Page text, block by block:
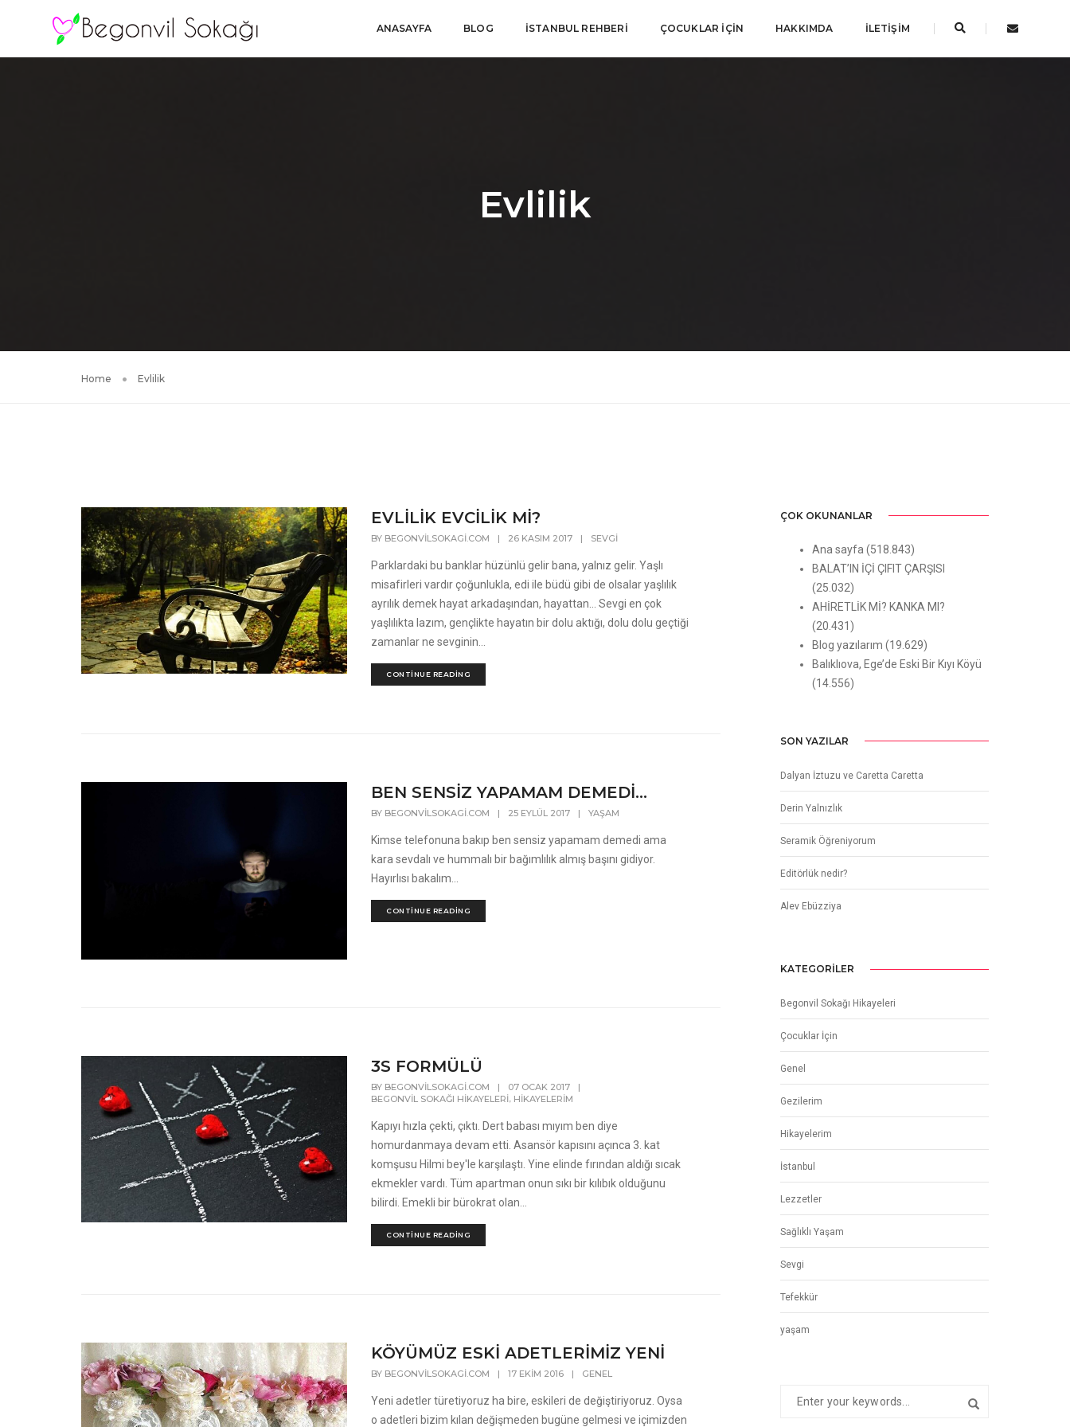
ANASAYFA BLOG İSTANBUL REHBERI ÇOCUKLAR İÇIN HAKKIMDA İLETIŞIM
Evlilik
Home Evlilik
EVLİLİK EVCİLİK Mİ?
BY BEGONVILSOKAGI.COM | 26 KASIM 2017 | SEVGI
Parklardaki bu banklar hüzünlü gelir bana, yalnız gelir. Yaşlı
misafirleri vardır çoğunlukla, edi ile büdü gibi de olsalar yaşlılık
ayrılık demek hayat arkadaşından, hayattan... Sevgi en çok
yaşlılıkta lazım, gençlikte hayatın bir dolu aktığı, dolu dolu geçtiği
zamanlar ne sevginin...
CONTINUE READING
BEN SENSİZ YAPAMAM DEMEDİ…
BY BEGONVILSOKAGI.COM | 25 EYLÜL 2017 | YAŞAM
Kimse telefonuna bakıp ben sensiz yapamam demedi ama
kara sevdalı ve hummalı bir bağımlılık almış başını gidiyor.
Hayırlısı bakalım...
CONTINUE READING
3S FORMÜLÜ
BY BEGONVILSOKAGI.COM | 07 OCAK 2017
|
BEGONVIL SOKAĞI HIKAYELERI, HIKAYELERIM
Kapıyı hızla çekti, çıktı. Dert babası mıyım ben diye
homurdanmaya devam etti. Asansör kapısını açınca 3. kat
komşusu Hilmi bey'le karşılaştı. Yine elinde fırından aldığı sıcak
ekmekler vardı. Tüm apartman onun sıkı bir kılıbık olduğunu
bilirdi. Emekli bir bürokrat olan...
CONTINUE READING
KÖYÜMÜZ ESKİ ADETLERİMİZ YENİ
BY BEGONVILSOKAGI.COM | 17 EKIM 2016 | GENEL
Yeni adetler türetiyoruz ha bire, eskileri de değiştiriyoruz. Oysa
o adetleri bizim kılan değişmeden bugüne gelmesi ve içimizden
ÇOK OKUNANLAR
Ana sayfa (518.843)
BALAT’IN İÇİ ÇIFIT ÇARŞISI
(25.032)
AHİRETLİK Mİ? KANKA MI?
(20.431)
Blog yazılarım (19.629)
Balıklıova, Ege’de Eski Bir Kıyı Köyü
(14.556)
SON YAZILAR
Dalyan İztuzu ve Caretta Caretta
Derin Yalnızlık
Seramik Öğreniyorum
Editörlük nedir?
Alev Ebüzziya
KATEGORILER
Begonvil Sokağı Hikayeleri
Çocuklar İçin
Genel
Gezilerim
Hikayelerim
İstanbul
Lezzetler
Sağlıklı Yaşam
Sevgi
Tefekkür
yaşam